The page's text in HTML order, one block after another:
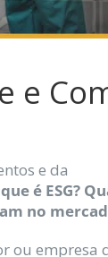
e
e da
é ESG?
no
ou empresa